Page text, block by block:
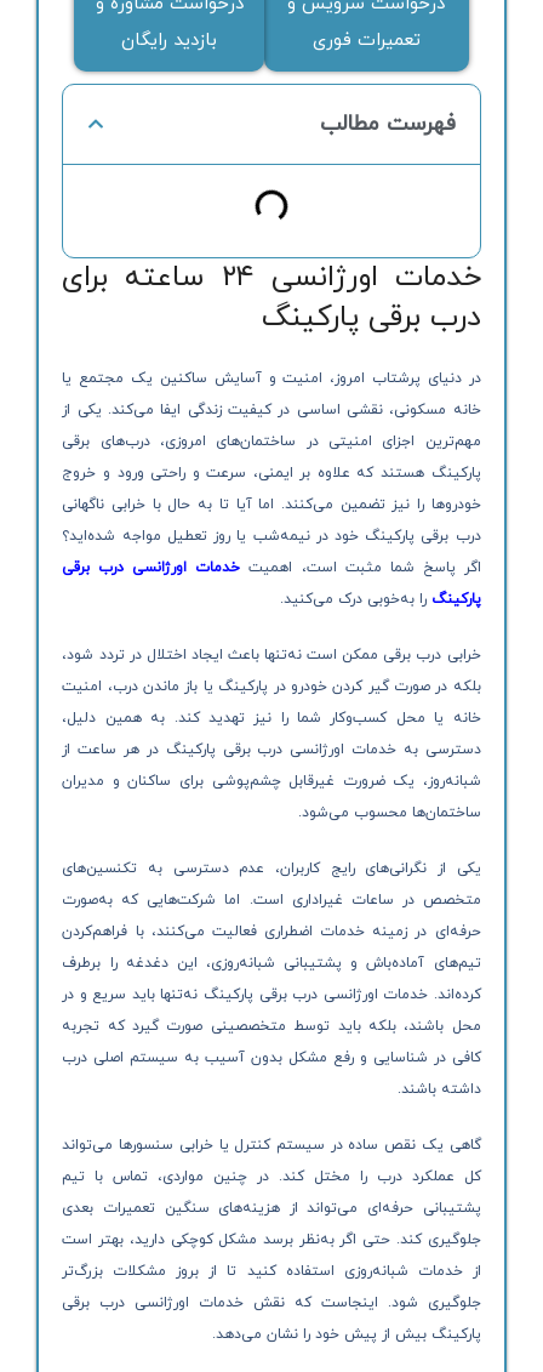
تعمیرات فوری
بازدید رایگان
فهرست مطالب
خدمات اورژانسی ۲۴ ساعته برای
درب برقی پارکینگ
در دنیای پرشتاب امروز، امنیت و آسایش ساکنین یک مجتمع یا
خانه مسکونی، نقشی اساسی در کیفیت زندگی ایفا می‌کند. یکی از
مهم‌ترین اجزای امنیتی در ساختمان‌های امروزی، درب‌های برقی
پارکینگ هستند که علاوه بر ایمنی، سرعت و راحتی ورود و خروج
خودروها را نیز تضمین می‌کنند. اما آیا تا به حال با خرابی ناگهانی
درب برقی پارکینگ خود در نیمه‌شب یا روز تعطیل مواجه شده‌اید؟
اگر پاسخ شما مثبت است، اهمیت خدمات اورژانسی درب برقی
پارکینگ را به‌خوبی درک می‌کنید.
خرابی درب برقی ممکن است نه‌تنها باعث ایجاد اختلال در تردد شود،
بلکه در صورت گیر کردن خودرو در پارکینگ یا باز ماندن درب، امنیت
خانه یا محل کسب‌وکار شما را نیز تهدید کند. به همین دلیل،
دسترسی به خدمات اورژانسی درب برقی پارکینگ در هر ساعت از
شبانه‌روز، یک ضرورت غیرقابل چشم‌پوشی برای ساکنان و مدیران
ساختمان‌ها محسوب می‌شود.
یکی از نگرانی‌های رایج کاربران، عدم دسترسی به تکنسین‌های
متخصص در ساعات غیراداری است. اما شرکت‌هایی که به‌صورت
حرفه‌ای در زمینه خدمات اضطراری فعالیت می‌کنند، با فراهم‌کردن
تیم‌های آماده‌باش و پشتیبانی شبانه‌روزی، این دغدغه را برطرف
کرده‌اند. خدمات اورژانسی درب برقی پارکینگ نه‌تنها باید سریع و در
محل باشند، بلکه باید توسط متخصصینی صورت گیرد که تجربه
کافی در شناسایی و رفع مشکل بدون آسیب به سیستم اصلی درب
داشته باشند.
گاهی یک نقص ساده در سیستم کنترل یا خرابی سنسورها می‌تواند
کل عملکرد درب را مختل کند. در چنین مواردی، تماس با تیم
پشتیبانی حرفه‌ای می‌تواند از هزینه‌های سنگین تعمیرات بعدی
جلوگیری کند. حتی اگر به‌نظر برسد مشکل کوچکی دارید، بهتر است
از خدمات شبانه‌روزی استفاده کنید تا از بروز مشکلات بزرگ‌تر
جلوگیری شود. اینجاست که نقش خدمات اورژانسی درب برقی
پارکینگ بیش از پیش خود را نشان می‌دهد.